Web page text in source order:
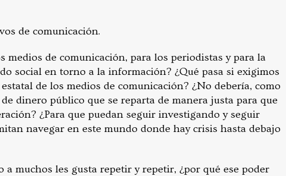
de comunicación.
medios de comunicación, para los periodistas y para la
social en torno a la información? ¿Qué pasa si exigimos
de los medios de comunicación? ¿No debería, como
dinero público que se reparta de manera justa para que
¿Para que puedan seguir investigando y seguir
navegar en este mundo donde hay crisis hasta debajo
a muchos les gusta repetir y repetir, ¿por qué ese poder